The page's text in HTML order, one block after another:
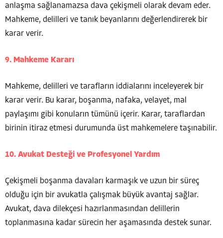
anlaşma sağlanamazsa dava çekişmeli olarak devam eder.
Mahkeme, delilleri ve tanık beyanlarını değerlendirerek bir
karar verir.
9. Mahkeme Kararı
Mahkeme, delilleri ve tarafların iddialarını inceleyerek bir
karar verir. Bu karar, boşanma, nafaka, velayet, mal
paylaşımı gibi konuların tümünü içerir. Karar, taraflardan
birinin itiraz etmesi durumunda üst mahkemelere taşınabilir.
10. Avukat Desteği ve Profesyonel Yardım
Çekişmeli boşanma davaları karmaşık ve uzun bir süreç
olduğu için bir avukatla çalışmak büyük avantaj sağlar.
Avukat, dava dilekçesi hazırlanmasından delillerin
toplanmasına kadar sürecin her aşamasında destek sunar.